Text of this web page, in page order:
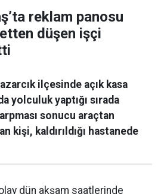
reklam panosu
düşen işçi
ilçesinde açık kasa
yolculuk yaptığı sırada
sonucu araçtan
kişi, kaldırıldığı hastanede
dün akşam saatlerinde